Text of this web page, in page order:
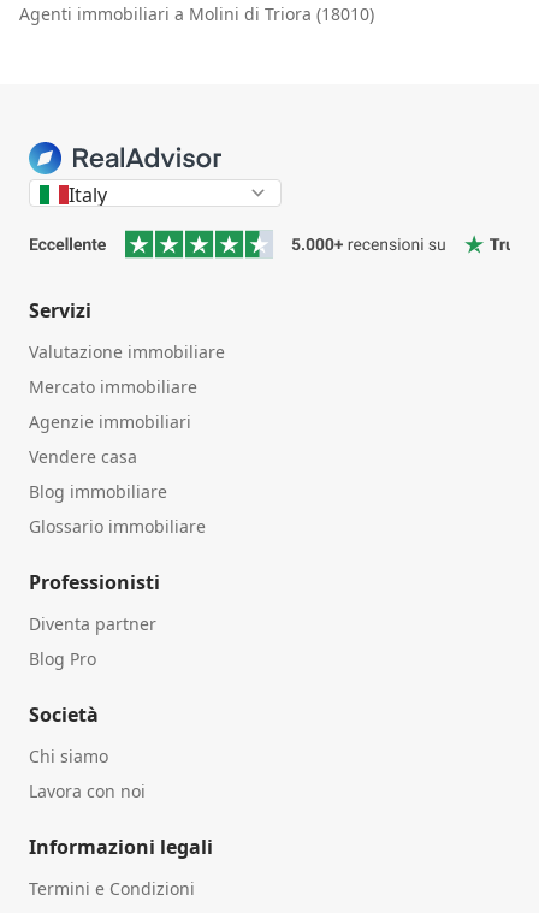
Agenti immobiliari a Molini di Triora (18010)
Italy
Servizi
Valutazione immobiliare
Mercato immobiliare
Agenzie immobiliari
Vendere casa
Blog immobiliare
Glossario immobiliare
Professionisti
Diventa partner
Blog Pro
Società
Chi siamo
Lavora con noi
Informazioni legali
Termini e Condizioni